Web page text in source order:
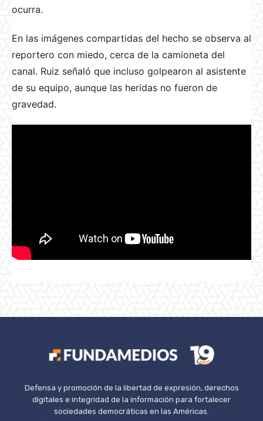
ocurra.
En las imágenes compartidas del hecho se observa al
reportero con miedo, cerca de la camioneta del
canal. Ruiz señaló que incluso golpearon al asistente
de su equipo, aunque las heridas no fueron de
gravedad.
Defensa y promoción de la libertad de expresión, derechos
digitales e integridad de la información para fortalecer
sociedades democráticas en las Américas.